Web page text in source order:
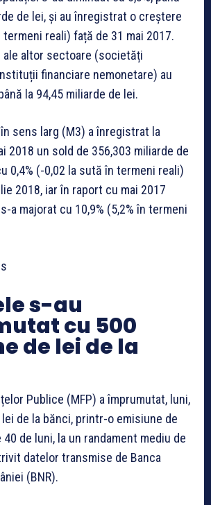
de lei, și au înregistrat o creștere
termeni reali) față de 31 mai 2017.
ale altor sectoare (societăți
financiare nemonetare) au
la 94,45 miliarde de lei.
sens larg (M3) a înregistrat la
2018 un sold de 356,303 miliarde de
0,4% (-0,02 la sută în termeni reali)
2018, iar în raport cu mai 2017
a majorat cu 10,9% (5,2% în termeni
s-au
cu 500
de lei de la
Publice (MFP) a împrumutat, luni,
de la bănci, printr-o emisiune de
de luni, la un randament mediu de
datelor transmise de Banca
(BNR).